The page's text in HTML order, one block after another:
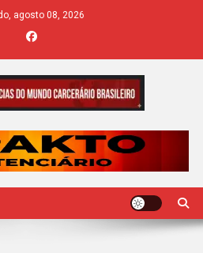
agosto 08, 2026